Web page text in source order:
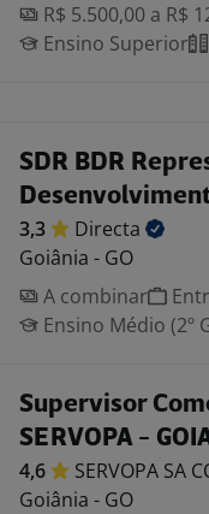
R$ 5.500,00 a R$
Ensino Superior
SDR BDR
3,3
Directa
Goiânia - GO
A combinar
Ensino Médio (2º
Supervisor
SERVOPA -
4,6 SERVOPA SA
Goiânia - GO